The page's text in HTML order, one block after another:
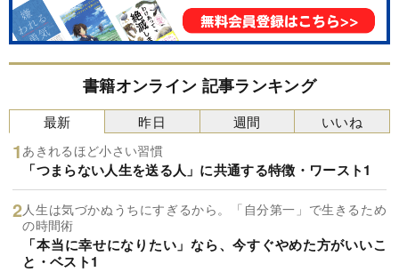
書籍オンライン 記事ランキング
最新
あきれるほど小さい習慣
「つまらない人生を送る人」に共通する特徴・ワースト1
人生は気づかぬうちにすぎるから。「自分第一」で生きるため
の時間術
「本当に幸せになりたい」なら、今すぐやめた方がいいこ
と・ベスト1
昨日 週間 いいね